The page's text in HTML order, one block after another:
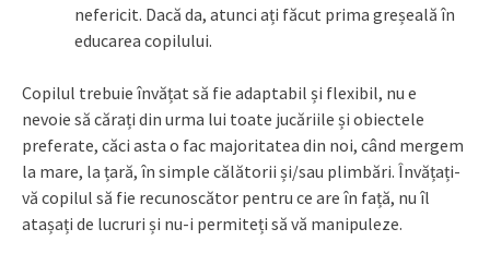
nefericit. Dacă da, atunci ați făcut prima greșeală în
educarea copilului.
Copilul trebuie învățat să fie adaptabil și flexibil, nu e
nevoie să cărați din urma lui toate jucăriile și obiectele
preferate, căci asta o fac majoritatea din noi, când mergem
la mare, la țară, în simple călătorii și/sau plimbări. Învățați-
vă copilul să fie recunoscător pentru ce are în față, nu îl
atașați de lucruri și nu-i permiteți să vă manipuleze.